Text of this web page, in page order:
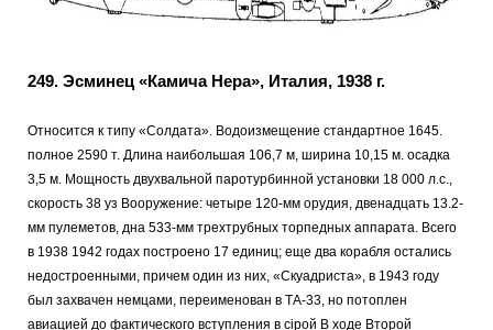
249. Эсминец «Камича Нера», Италия, 1938 г.
Относится к типу «Солдата». Водоизмещение стандартное 1645.
полное 2590 т. Длина наибольшая 106,7 м, ширина 10,15 м. осадка
3,5 м. Мощность двухвальной паротурбинной установки 18 000 л.с.,
скорость 38 уз Вооружение: четыре 120-мм орудия, двенадцать 13.2-
мм пулеметов, дна 533-мм трехтрубных торпедных аппарата. Всего
в 1938 1942 годах построено 17 единиц; еще два корабля остались
недостроенными, причем один из них, «Скуадриста», в 1943 году
был захвачен немцами, переименован в ТА-33, но потоплен
авиацией до фактического вступления в сірой В ходе Второй